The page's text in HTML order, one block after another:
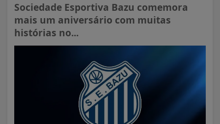
Sociedade Esportiva Bazu comemora
mais um aniversário com muitas
histórias no...